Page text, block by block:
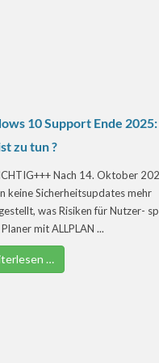
10 Support Ende 2025:
zu tun ?
Nach 14. Oktober
keine Sicherheitsupdates mehr
was Risiken für Nutzer-
mit ALLPLAN ...
…